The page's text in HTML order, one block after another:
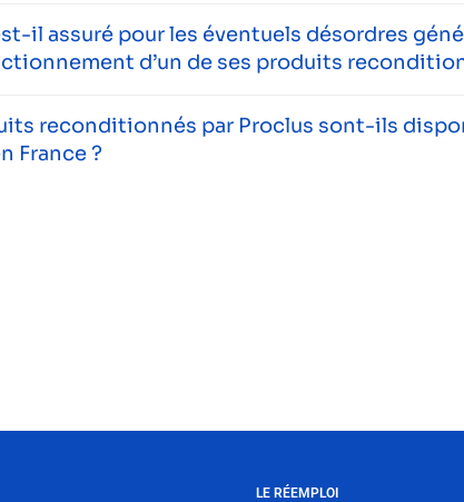
il assuré pour les éventuels désordres
d’un de ses produits
reconditionnés par Proclus sont-ils
France ?
LE RÉEMPLOI